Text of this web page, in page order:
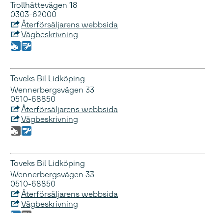
Trollhättevägen 18
0303-62000
Återförsäljarens webbsida
Vägbeskrivning
Toveks Bil Lidköping
Wennerbergsvägen 33
0510-68850
Återförsäljarens webbsida
Vägbeskrivning
Toveks Bil Lidköping
Wennerbergsvägen 33
0510-68850
Återförsäljarens webbsida
Vägbeskrivning